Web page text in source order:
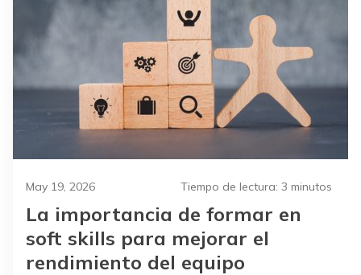
May 19, 2026 Tiempo de lectura: 3 minutos
La importancia de formar en
soft skills para mejorar el
rendimiento del equipo